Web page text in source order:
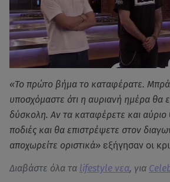
«Το πρώτο βήμα το καταφέρατε.
υποσχόμαστε ότι η αυριανή ημέρα θα
δύσκολη. Αν τα καταφέρετε και αύριο
ποδιές και θα επιστρέψετε στον
αποχωρείτε οριστικά» εξήγησαν οι
Διαβάστε όλα τα lifestyle νεα, για